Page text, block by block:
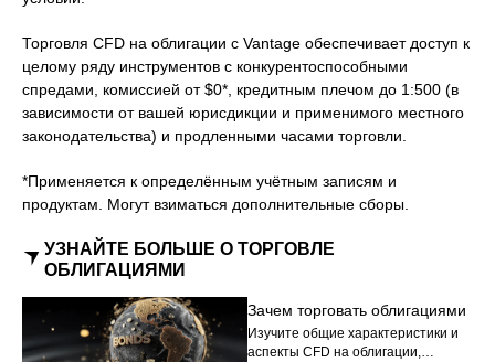
Торговля CFD на облигации с Vantage обеспечивает доступ к
целому ряду инструментов с конкурентоспособными
спредами, комиссией от $0*, кредитным плечом до 1:500 (в
зависимости от вашей юрисдикции и применимого местного
законодательства) и продленными часами торговли.
*Применяется к определённым учётным записям и
продуктам. Могут взиматься дополнительные сборы.
УЗНАЙТЕ БОЛЬШЕ О ТОРГОВЛЕ
ОБЛИГАЦИЯМИ
Зачем торговать облигациями
Изучите общие характеристики и
аспекты CFD на облигации,